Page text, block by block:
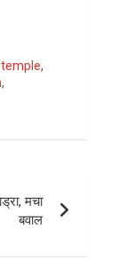
,
,
मचा
बवाल